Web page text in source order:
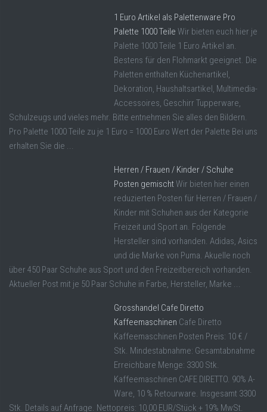
1 Euro Artikel als Palettenware Pro
Palette 1000 Teile Wir bieten euch hier je
Palette 1000 Teile 1 Euro Artikel an.
Bestens für den Flohmarkt geeignet. Die
Paletten enthalten Küchenartikel,
Dekoration, Haushaltsartikel, Multimedia-
Accessoires, Geschirr Tupperware,
Schulzeugs und vieles mehr. Bitte entnehmen Sie alles den Bildern.
Pro Palette 1000 Teile zu je 1 Euro = 1000 Euro Wert der Palette Bei uns
erhalten Sie die ...
Herren / Frauen / Kinder / Schuhe
Posten gemischtWir bieten hier einen
reduzierten Posten für Herren / Frauen /
Kinder mit Schuhen aus der Kategorie
Freizeit und Sport an. Folgende
Hersteller sind vorhanden. Adidas, Asics
und die Marke von Puma. Akuelle noch
über 450 Paar Schuhe aus Sport und den Freizeitbereich vorhanden.
Aktueller Post mit je 50 Paar Schuhe in Farbe, Hersteller, Marke ...
Grosshandel Cafe Diretto
Kaffeemaschinen Cafe Diretto
Kaffeemaschinen Posten Preis: 10 € /
Stk. Mindestabnahme: Gesamtabnahme
Erreichbare Menge: 3300 Stk.
Kaffeemaschinen CAFE DIRETTO. 90% A-
Ware, 10 % Retourware. Insgesamt 3300
Stk. Details auf Anfrage. Nettopreis: 10,00 EUR/Stück + 19% MwSt.